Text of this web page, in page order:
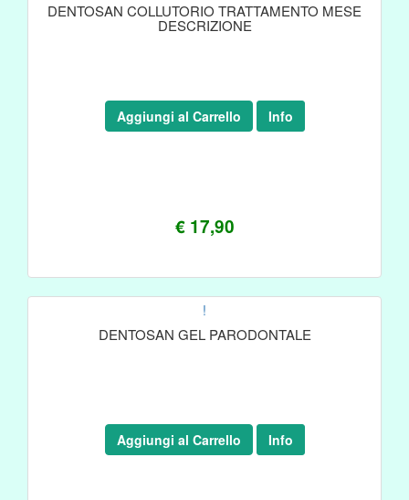
DENTOSAN COLLUTORIO TRATTAMENTO MESE
DESCRIZIONE
€ 17,90
Aggiungi al Carrello Info
!
DENTOSAN GEL PARODONTALE
Aggiungi al Carrello Info